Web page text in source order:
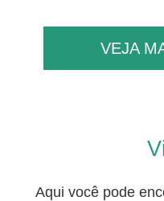
VEJA
Aqui você pode